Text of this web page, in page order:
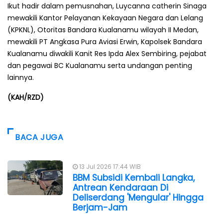
Ikut hadir dalam pemusnahan, Luycanna catherin Sinaga
mewakili Kantor Pelayanan Kekayaan Negara dan Lelang
(KPKNL), Otoritas Bandara Kualanamu wilayah II Medan,
mewakili PT Angkasa Pura Aviasi Erwin, Kapolsek Bandara
Kualanamu diwakili Kanit Res Ipda Alex Sembiring, pejabat
dan pegawai BC Kualanamu serta undangan penting
lainnya.
(KAH/RZD)
BACA JUGA
13 Jul 2026 17:44 WIB
BBM Subsidi Kembali Langka,
Antrean Kendaraan Di
Deliserdang 'Mengular' Hingga
Berjam-Jam